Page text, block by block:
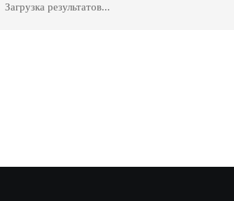
Загрузка результатов...